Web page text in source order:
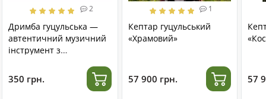
2
Дримба гуцульська —
автентичний музичний
інструмент з
350 грн.
1
Кептар гуцульський
«Храмовий»
57 900 грн. 57